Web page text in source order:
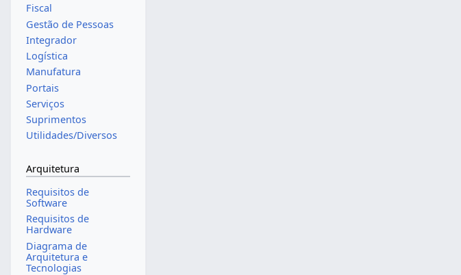
Fiscal
Gestão de Pessoas
Integrador
Logística
Manufatura
Portais
Serviços
Suprimentos
Utilidades/Diversos
Arquitetura
Requisitos de
Software
Requisitos de
Hardware
Diagrama de
Arquitetura e
Tecnologias